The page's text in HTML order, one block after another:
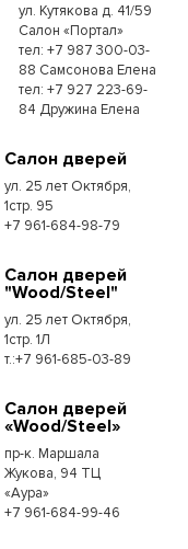
ул. Кутякова д. 41/59
Салон «Портал»
тел: +7 987 300-03-
88 Самсонова Елена
тел: +7 927 223-69-
84 Дружина Елена
Салон дверей
ул. 25 лет Октября,
1стр. 95
+7 961-684-98-79
Салон дверей
"Wood/Steel"
ул. 25 лет Октября,
1стр. 1Л
т.:+7 961-685-03-89
Салон дверей
«Wood/Steel»
пр-к. Маршала
Жукова, 94 ТЦ
«Аура»
+7 961-684-99-46